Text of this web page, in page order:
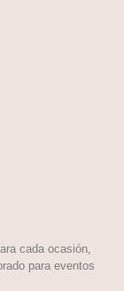
cada ocasión,
para eventos